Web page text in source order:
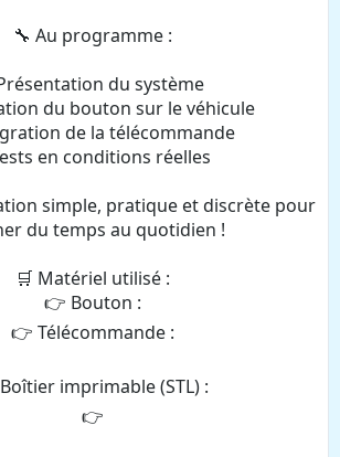
🔧 Au programme :
du système
du bouton sur le véhicule
de la télécommande
en conditions réelles
simple, pratique et discrète pour
du temps au quotidien !
🛒 Matériel utilisé :
👉 Bouton :
👉 Télécommande :
imprimable (STL) :
👉